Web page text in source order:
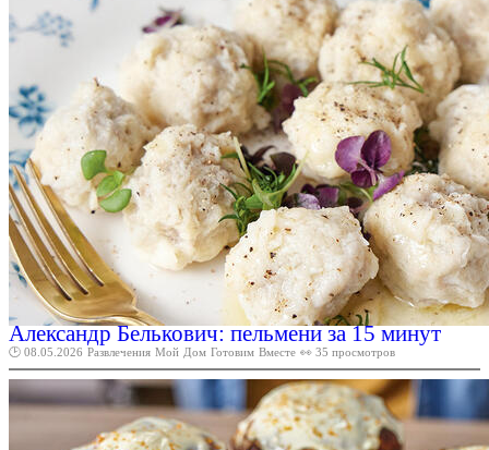
Александр Белькович: пельмени за 15 минут
🕑 08.05.2026 Развлечения Мой Дом Готовим Вместе 👀 35 просмотров